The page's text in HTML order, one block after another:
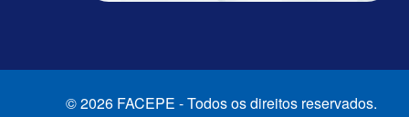
© 2026 FACEPE - Todos os direitos reservados.